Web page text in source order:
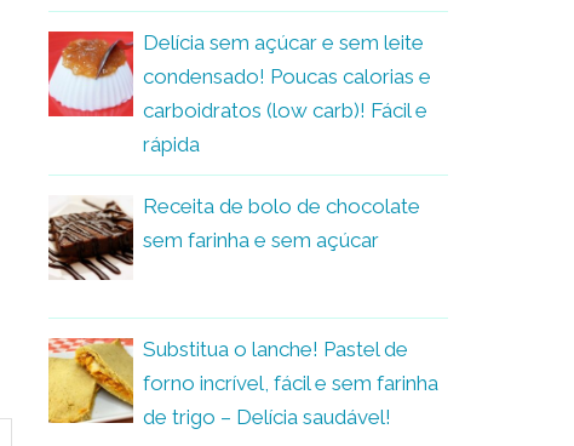
Delícia sem açúcar e sem leite
condensado! Poucas calorias e
carboidratos (low carb)! Fácil e
rápida
Receita de bolo de chocolate
sem farinha e sem açúcar
Substitua o lanche! Pastel de
forno incrível, fácil e sem farinha
de trigo – Delícia saudável!